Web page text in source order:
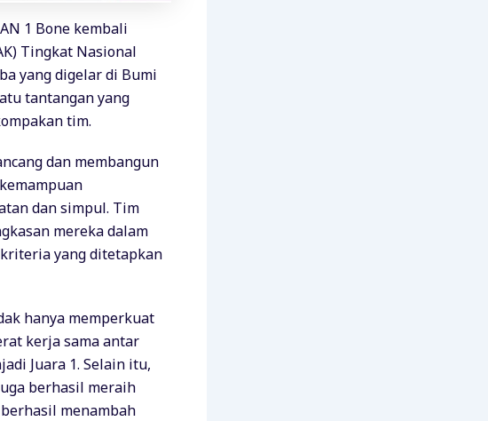
1 Bone kembali
Tingkat Nasional
yang digelar di Bumi
tantangan yang
tim.
dan membangun
dan simpul. Tim
mereka dalam
yang ditetapkan
hanya memperkuat
kerja sama antar
Juara 1. Selain itu,
berhasil meraih
menambah